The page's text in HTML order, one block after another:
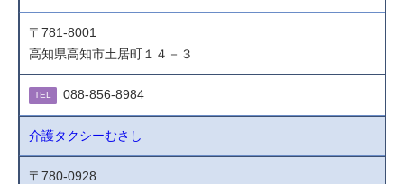
〒781-8001
高知県高知市土居町１４－３
TEL 088-856-8984
介護タクシーむさし
〒780-0928